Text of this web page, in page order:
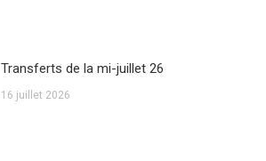
Transferts de la mi-juillet 26
16 juillet 2026